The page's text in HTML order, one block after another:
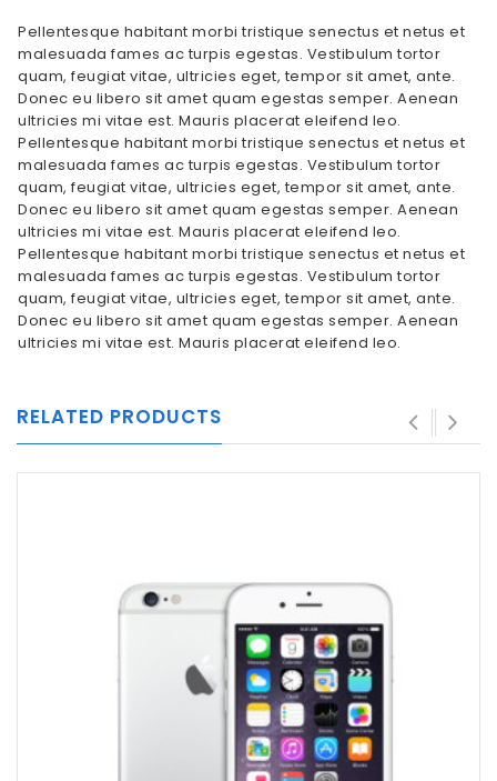
Pellentesque habitant morbi tristique senectus et netus et
malesuada fames ac turpis egestas. Vestibulum tortor
quam, feugiat vitae, ultricies eget, tempor sit amet, ante.
Donec eu libero sit amet quam egestas semper. Aenean
ultricies mi vitae est. Mauris placerat eleifend leo.
Pellentesque habitant morbi tristique senectus et netus et
malesuada fames ac turpis egestas. Vestibulum tortor
quam, feugiat vitae, ultricies eget, tempor sit amet, ante.
Donec eu libero sit amet quam egestas semper. Aenean
ultricies mi vitae est. Mauris placerat eleifend leo.
Pellentesque habitant morbi tristique senectus et netus et
malesuada fames ac turpis egestas. Vestibulum tortor
quam, feugiat vitae, ultricies eget, tempor sit amet, ante.
Donec eu libero sit amet quam egestas semper. Aenean
ultricies mi vitae est. Mauris placerat eleifend leo.
RELATED PRODUCTS